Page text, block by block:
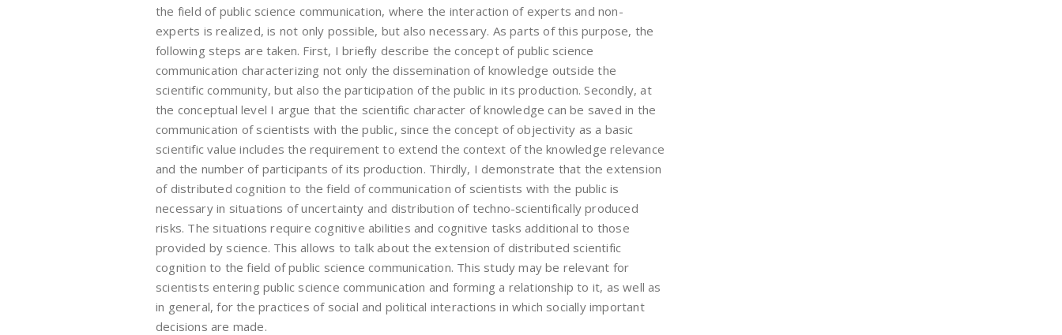
the field of public science communication, where the interaction of experts and non-
experts is realized, is not only possible, but also necessary. As parts of this purpose, the
following steps are taken. First, I briefly describe the concept of public science
communication characterizing not only the dissemination of knowledge outside the
scientific community, but also the participation of the public in its production. Secondly, at
the conceptual level I argue that the scientific character of knowledge can be saved in the
communication of scientists with the public, since the concept of objectivity as a basic
scientific value includes the requirement to extend the context of the knowledge relevance
and the number of participants of its production. Thirdly, I demonstrate that the extension
of distributed cognition to the field of communication of scientists with the public is
necessary in situations of uncertainty and distribution of techno-scientifically produced
risks. The situations require cognitive abilities and cognitive tasks additional to those
provided by science. This allows to talk about the extension of distributed scientific
cognition to the field of public science communication. This study may be relevant for
scientists entering public science communication and forming a relationship to it, as well as
in general, for the practices of social and political interactions in which socially important
decisions are made.